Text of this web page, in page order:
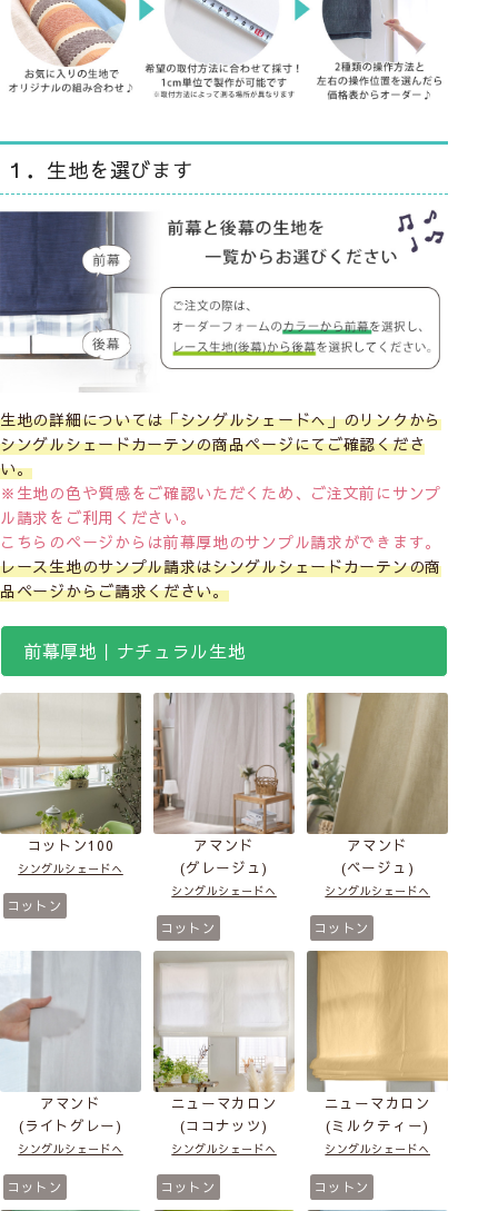
１．生地を選びます
生地の詳細については「シングルシェードへ」のリンクから
シングルシェードカーテンの商品ページにてご確認くださ
い。
※生地の色や質感をご確認いただくため、ご注文前にサンプ
ル請求をご利用ください。
こちらのページからは前幕厚地のサンプル請求ができます。
レース生地のサンプル請求はシングルシェードカーテンの商
品ページからご請求ください。
前幕厚地｜ナチュラル生地
コットン100
シングルシェードへ
コットン
アマンド
(グレージュ)
シングルシェードへ
コットン
アマンド
(ベージュ)
シングルシェードへ
コットン
アマンド
(ライトグレー)
シングルシェードへ
コットン
ニューマカロン
(ココナッツ)
シングルシェードへ
コットン
ニューマカロン
(ミルクティー)
シングルシェードへ
コットン